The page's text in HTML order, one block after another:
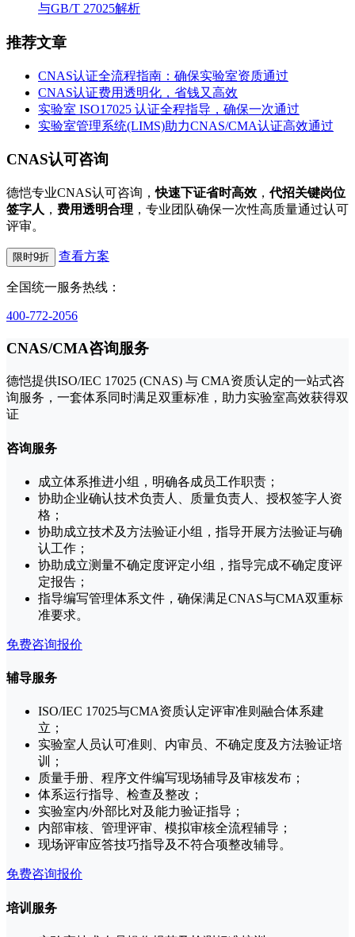
与GB/T 27025解析
推荐文章
CNAS认证全流程指南：确保实验室资质通过
CNAS认证费用透明化，省钱又高效
实验室 ISO17025 认证全程指导，确保一次通过
实验室管理系统(LIMS)助力CNAS/CMA认证高效通过
CNAS认可咨询
德恺专业CNAS认可咨询，快速下证省时高效 ，代招关键岗位
签字人 ， 费用透明合理 ，专业团队确保一次性高质量通过认可
评审。
限时9折 查看方案
全国统一服务热线：
400-772-2056
CNAS/CMA咨询服务
德恺提供ISO/IEC 17025 (CNAS) 与 CMA资质认定的一站式咨
询服务，一套体系同时满足双重标准，助力实验室高效获得双
证
咨询服务
成立体系推进小组，明确各成员工作职责；
协助企业确认技术负责人、质量负责人、授权签字人资
格；
协助成立技术及方法验证小组，指导开展方法验证与确
认工作；
协助成立测量不确定度评定小组，指导完成不确定度评
定报告；
指导编写管理体系文件，确保满足CNAS与CMA双重标
准要求。
免费咨询报价
辅导服务
ISO/IEC 17025与CMA资质认定评审准则融合体系建
立；
实验室人员认可准则、内审员、不确定度及方法验证培
训；
质量手册、程序文件编写现场辅导及审核发布；
体系运行指导、检查及整改；
实验室内/外部比对及能力验证指导；
内部审核、管理评审、模拟审核全流程辅导；
现场评审应答技巧指导及不符合项整改辅导。
免费咨询报价
培训服务